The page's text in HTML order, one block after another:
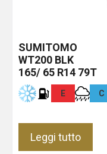
SUMITOMO
WT200 BLK
165/ 65 R14 79T
E C
Leggi tutto